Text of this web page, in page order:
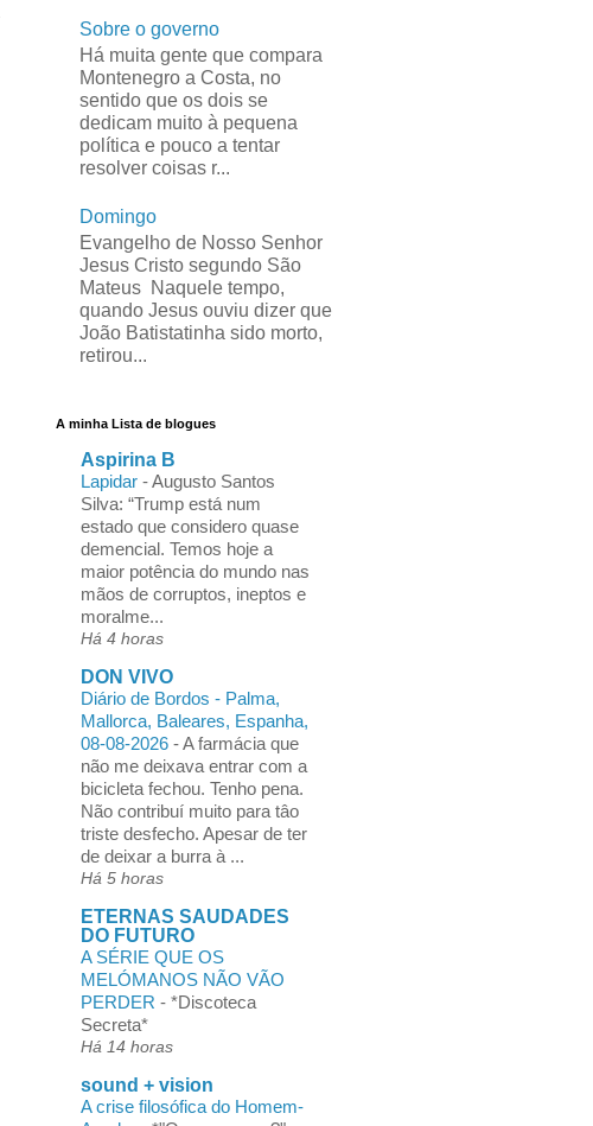
Sobre o governo
Há muita gente que compara
Montenegro a Costa, no
sentido que os dois se
dedicam muito à pequena
política e pouco a tentar
resolver coisas r...
Domingo
Evangelho de Nosso Senhor
Jesus Cristo segundo São
Mateus Naquele tempo,
quando Jesus ouviu dizer que
João Batistatinha sido morto,
retirou...
A minha Lista de blogues
Aspirina B
Lapidar -Augusto Santos
Silva: “Trump está num
estado que considero quase
demencial. Temos hoje a
maior potência do mundo nas
mãos de corruptos, ineptos e
moralme...
Há 4 horas
DON VIVO
Diário de Bordos - Palma,
Mallorca, Baleares, Espanha,
08-08-2026 -A farmácia que
não me deixava entrar com a
bicicleta fechou. Tenho pena.
Não contribuí muito para tâo
triste desfecho. Apesar de ter
de deixar a burra à ...
Há 5 horas
ETERNAS SAUDADES
DO FUTURO
A SÉRIE QUE OS
MELÓMANOS NÃO VÃO
PERDER - *Discoteca
Secreta*
Há 14 horas
sound + vision
A crise filosófica do Homem-